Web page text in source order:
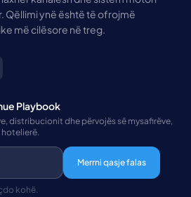
Qëllimi ynë është të ofrojmë
më cilësore në treg.
Playbook
distribucionit dhe përvojës së mysafirëve,
Merrni qasje falas
kohë.